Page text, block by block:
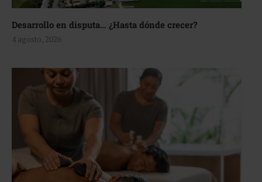
Desarrollo en disputa… ¿Hasta dónde crecer?
4 agosto, 2026